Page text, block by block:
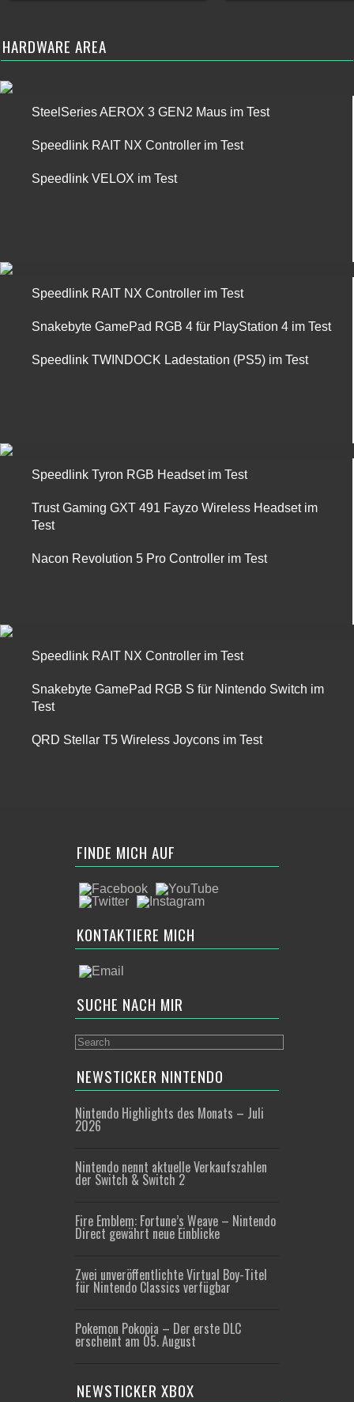
HARDWARE AREA
SteelSeries AEROX 3 GEN2 Maus im Test
Speedlink RAIT NX Controller im Test
Speedlink VELOX im Test
Speedlink RAIT NX Controller im Test
Snakebyte GamePad RGB 4 für PlayStation 4 im Test
Speedlink TWINDOCK Ladestation (PS5) im Test
Speedlink Tyron RGB Headset im Test
Trust Gaming GXT 491 Fayzo Wireless Headset im
Test
Nacon Revolution 5 Pro Controller im Test
Speedlink RAIT NX Controller im Test
Snakebyte GamePad RGB S für Nintendo Switch im
Test
QRD Stellar T5 Wireless Joycons im Test
FINDE MICH AUF
KONTAKTIERE MICH
SUCHE NACH MIR
NEWSTICKER NINTENDO
Nintendo Highlights des Monats – Juli
2026
Nintendo nennt aktuelle Verkaufszahlen
der Switch & Switch 2
Fire Emblem: Fortune’s Weave – Nintendo
Direct gewährt neue Einblicke
Zwei unveröffentlichte Virtual Boy-Titel
für Nintendo Classics verfügbar
Pokemon Pokopia – Der erste DLC
erscheint am 05. August
NEWSTICKER XBOX